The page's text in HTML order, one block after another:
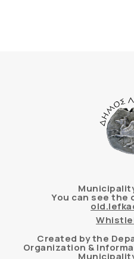
You can see the
Created by the
Organization &